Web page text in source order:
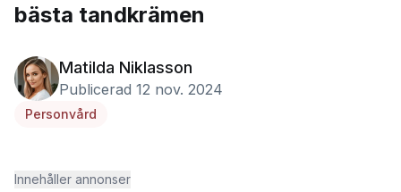
bästa tandkrämen
Matilda Niklasson
Publicerad 12 nov. 2024
Personvård
Innehåller annonser